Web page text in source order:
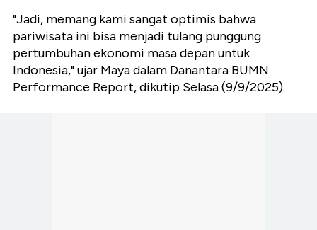
"Jadi, memang kami sangat optimis bahwa
pariwisata ini bisa menjadi tulang punggung
pertumbuhan ekonomi masa depan untuk
Indonesia," ujar Maya dalam Danantara BUMN
Performance Report, dikutip Selasa (9/9/2025).